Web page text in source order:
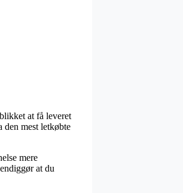
at få leveret
den mest letkøbte
mere
at du